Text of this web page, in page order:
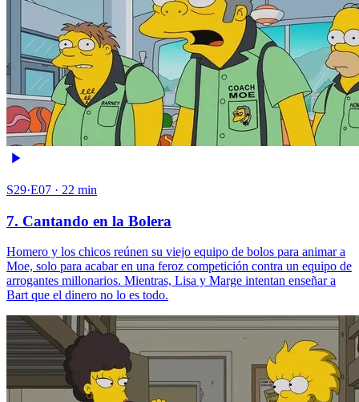
S29·E07 · 22 min
7. Cantando en la Bolera
Homero y los chicos reúnen su viejo equipo de bolos para animar a
Moe, solo para acabar en una feroz competición contra un equipo de
arrogantes millonarios. Mientras, Lisa y Marge intentan enseñar a
Bart que el dinero no lo es todo.